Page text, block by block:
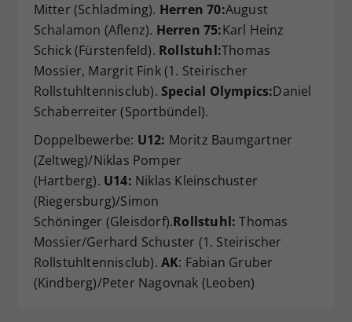
Mitter (Schladming). Herren 70:August
Schalamon (Aflenz). Herren 75:Karl Heinz
Schick (Fürstenfeld). Rollstuhl:Thomas
Mossier, Margrit Fink (1. Steirischer
Rollstuhltennisclub). Special Olympics:Daniel
Schaberreiter (Sportbündel).
Doppelbewerbe: U12: Moritz Baumgartner
(Zeltweg)/Niklas Pomper
(Hartberg). U14: Niklas Kleinschuster
(Riegersburg)/Simon
Schöninger (Gleisdorf).Rollstuhl:Thomas
Mossier/Gerhard Schuster (1. Steirischer
Rollstuhltennisclub). AK: Fabian Gruber
(Kindberg)/Peter Nagovnak (Leoben)